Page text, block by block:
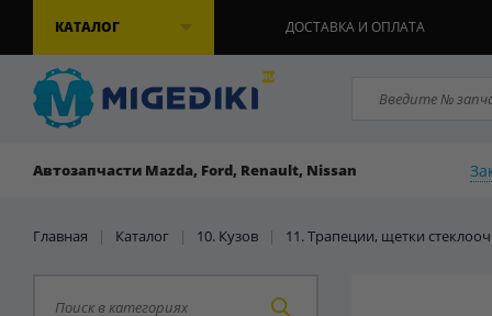
КАТАЛОГ ДОСТАВКА И ОПЛАТА
Автозапчасти Mazda, Ford, Renault, Nissan
Главная | Каталог | 10. Кузов | 11. Трапеции, щетки